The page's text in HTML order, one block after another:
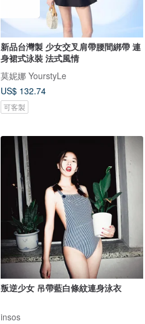
新品台灣製 少女交叉肩帶腰間綁帶 連
身裙式泳裝 法式風情
莫妮娜 YourstyLe
US$ 132.74
可客製
叛逆少女 吊帶藍白條紋連身泳衣
insos